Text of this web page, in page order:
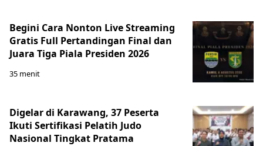
Begini Cara Nonton Live Streaming
Gratis Full Pertandingan Final dan
Juara Tiga Piala Presiden 2026
35 menit
Digelar di Karawang, 37 Peserta
Ikuti Sertifikasi Pelatih Judo
Nasional Tingkat Pratama